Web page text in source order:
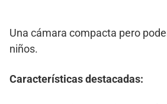
Una cámara compacta pero
niños.
Características destacadas: